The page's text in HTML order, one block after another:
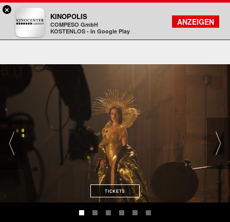
Kinopolis
FILMSUCHE
KONTO
TICKETS
×
KINOPOLIS
COMPESO GmbH
KOSTENLOS - In Google Play
ANZEIGEN